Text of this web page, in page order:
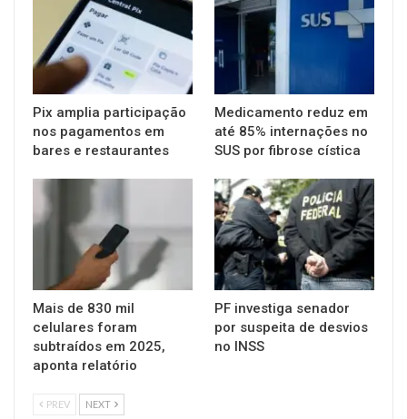
Pix amplia participação
nos pagamentos em
bares e restaurantes
Medicamento reduz em
até 85% internações no
SUS por fibrose cística
Mais de 830 mil
celulares foram
subtraídos em 2025,
aponta relatório
PF investiga senador
por suspeita de desvios
no INSS
PREV NEXT